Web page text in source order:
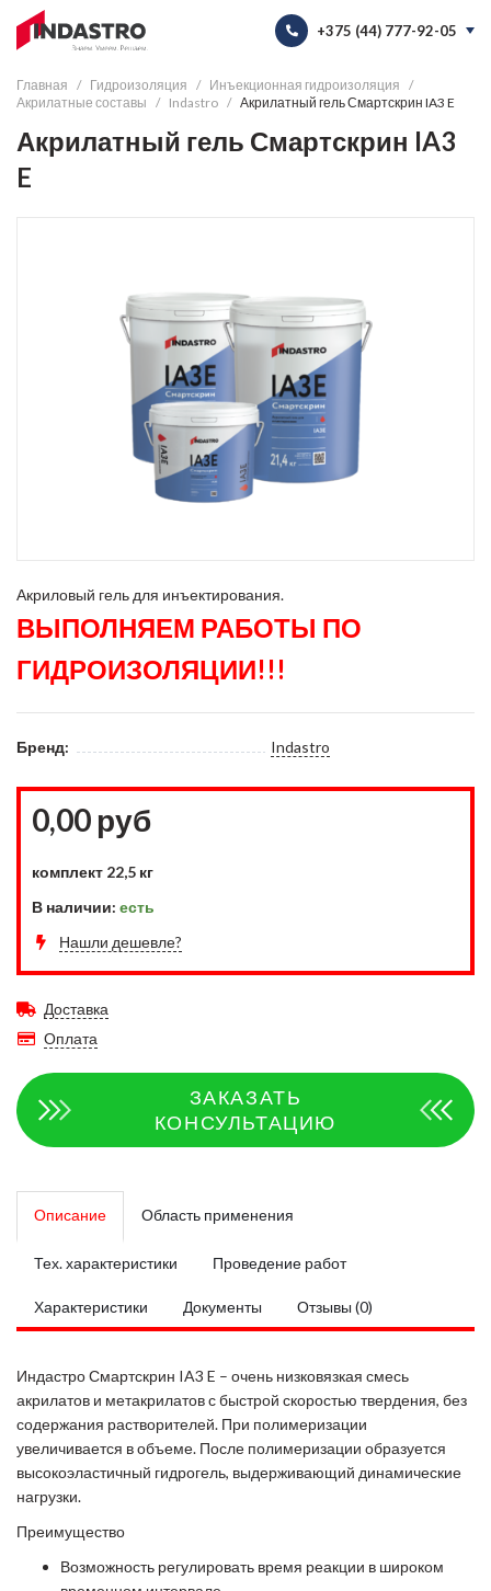
+375 (44) 777-92-05
+375 (44) 777-92-05
info@indastro.by
Пн-Пт:9:00 - 18:00
Главная Гидроизоляция
Инъекционная гидроизоляция
Акрилатные составы
Indastro Акрилатный гель Смартскрин IA3 E
Акрилатный гель Смартскрин IA3
E
Акриловый гель для инъектирования.
ВЫПОЛНЯЕМ РАБОТЫ ПО
ГИДРОИЗОЛЯЦИИ!!!
Бренд: Indastro
0,00 руб
комплект 22,5 кг
В наличии: есть
Нашли дешевле?
Доставка
Оплата
ЗАКАЗАТЬ
КОНСУЛЬТАЦИЮ
Описание Область применения
Тех. характеристики Проведение работ
Характеристики Документы Отзывы (0)
Индастро Смартскрин IA3 E – очень низковязкая смесь
акрилатов и метакрилатов с быстрой скоростью твердения, без
содержания растворителей. При полимеризации
увеличивается в объеме. После полимеризации образуется
высокоэластичный гидрогель, выдерживающий динамические
нагрузки.
Преимущество
Возможность регулировать время реакции в широком